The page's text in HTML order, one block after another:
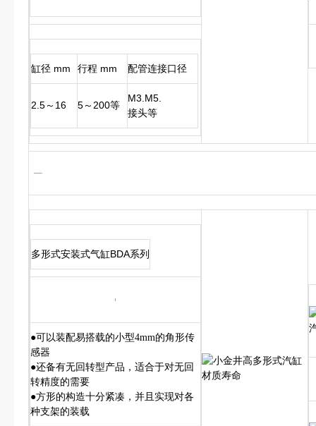
缸径 mm 行程 mm 配管连接口径
2.5～16 5～200等
M3.M5.
接头等
多形式安装式气缸BDA系列
●可以装配易搭载的小型4mm的角形传
感器
●还备有无回转型产品，适合于对无回
转精度的需要
●方形的构造十分紧凑，并且实现对各
种支架的装载